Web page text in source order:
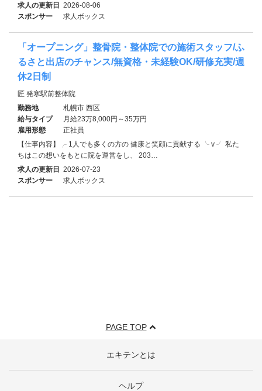
求人の更新日 2026-08-06
スポンサー
求人ボックス
「オープニング」整骨院・整体院での施術スタッフ/ふ
るさと出店のチャンス/無資格・未経験OK/研修充実/週
休2日制
匠 発寒駅前整体院
勤務地
札幌市 西区
給与タイプ
月給23万8,000円～35万円
雇用形態
正社員
【仕事内容】╭ 1人でも多くの方の 健康と笑顔に貢献する ╰ v ╯ 私た
ちはこの想いをもとに院を運営をし、 203…
求人の更新日 2026-07-23
スポンサー
求人ボックス
PAGE TOP
エキテンとは
ヘルプ